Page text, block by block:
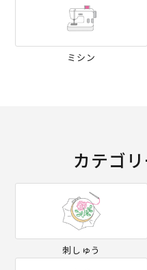
ミシン
カテゴ
刺しゅう